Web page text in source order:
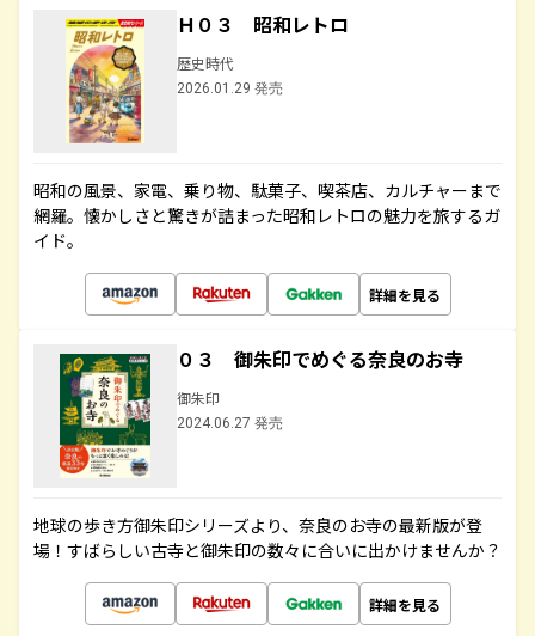
Ｈ０３ 昭和レトロ
歴史時代
2026.01.29 発売
昭和の風景、家電、乗り物、駄菓子、喫茶店、カルチャーまで
網羅。懐かしさと驚きが詰まった昭和レトロの魅力を旅するガ
イド。
詳細を見る
０３ 御朱印でめぐる奈良のお寺
御朱印
2024.06.27 発売
地球の歩き方御朱印シリーズより、奈良のお寺の最新版が登
場！すばらしい古寺と御朱印の数々に合いに出かけませんか？
詳細を見る